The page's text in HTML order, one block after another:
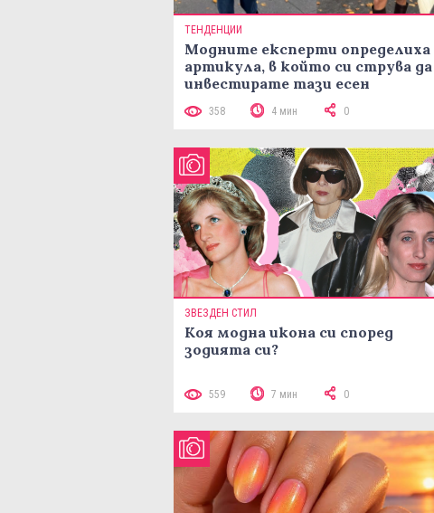
ТЕНДЕНЦИИ
Модните експерти определиха
артикула, в който си струва да
инвестирате тази есен
358 4 мин 0
ЗВЕЗДЕН СТИЛ
Коя модна икона си според
зодията си?
559 7 мин 0